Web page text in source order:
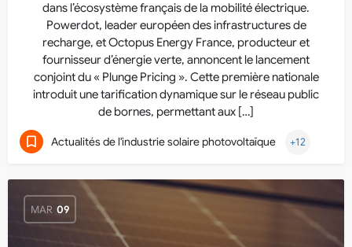
dans l’écosystème français de la mobilité électrique.
Powerdot, leader européen des infrastructures de
recharge, et Octopus Energy France, producteur et
fournisseur d’énergie verte, annoncent le lancement
conjoint du « Plunge Pricing ». Cette première nationale
introduit une tarification dynamique sur le réseau public
de bornes, permettant aux […]
Actualités de l'industrie solaire photovoltaïque +12
MAR 09